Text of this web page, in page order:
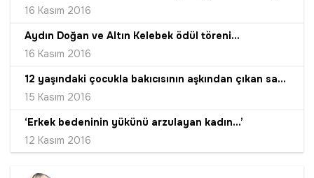
16 Kasım 2016
Aydın Doğan ve Altın Kelebek ödül töreni...
16 Kasım 2016
12 yaşındaki çocukla bakıcısının aşkından çıkan sanat...
15 Kasım 2016
‘Erkek bedeninin yükünü arzulayan kadın...’
12 Kasım 2016